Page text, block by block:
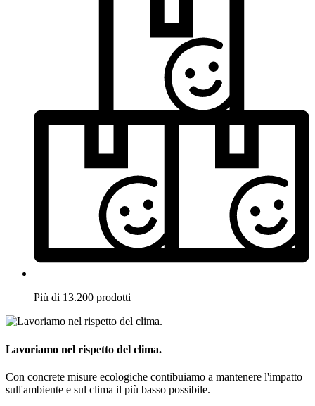
Più di 13.200 prodotti
Lavoriamo nel rispetto del clima.
Con concrete misure ecologiche contibuiamo a mantenere l'impatto
sull'ambiente e sul clima il più basso possibile.